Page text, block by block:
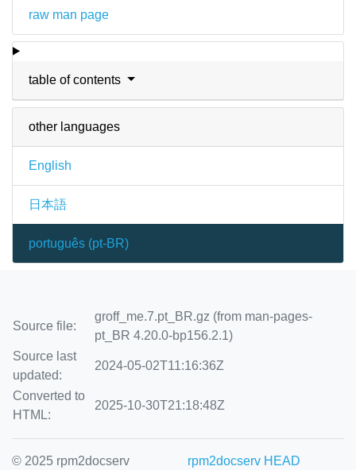
raw man page
table of contents
other languages
English
日本語
português (pt-BR)
Source file:
groff_me.7.pt_BR.gz (from man-pages-
pt_BR 4.20.0-bp156.2.1)
Source last
updated:
2024-05-02T11:16:36Z
Converted to
HTML:
2025-10-30T21:18:48Z
© 2025 rpm2docserv rpm2docserv HEAD